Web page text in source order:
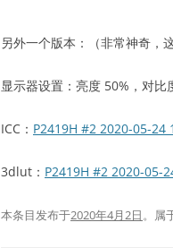
另外一个版本：（非常神奇，
显示器设置：亮度 50%，对比
ICC： P2419H #2 2020-05-24
3dlut： P2419H #2 2020-05-
本条目发布于2020年4月2日。属